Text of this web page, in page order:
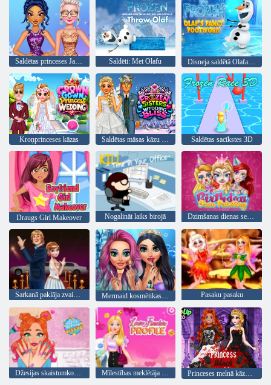
Saldētas princeses Jaungada vakars Saldēti: Met Olafu Disneja saldētā Olafa iedomātā pēda darbs
Kroņprinceses kāzas Saldētas māsas kāzu svētlaime Saldētas sacīkstes 3D
Draugs Girl Makeover Nogalināt laiks birojā Dzimšanas dienas sejas krāsošana
Sarkanā paklāja zvaigznes Mermaid kosmētikas salons Pasaku pasaku
Džesijas skaistumkopšanas salons Mīlestības meklētāja profils Princeses melnā kāzu kleita